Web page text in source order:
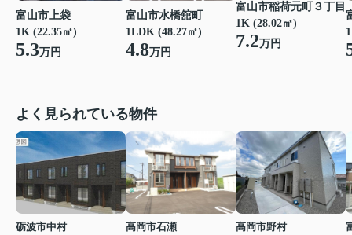
富山市上袋
1K (22.35㎡)
5.3万円
富山市水橋舘町
1LDK (48.27㎡)
4.8万円
富山市稲荷元町３丁目
1K (28.02㎡)
7.2万円
よく見られている物件
砺波市中村
高岡市石瀬
高岡市野村